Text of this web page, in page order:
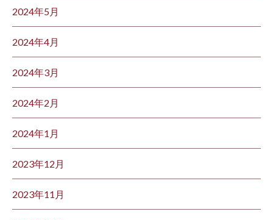
2024年5月
2024年4月
2024年3月
2024年2月
2024年1月
2023年12月
2023年11月